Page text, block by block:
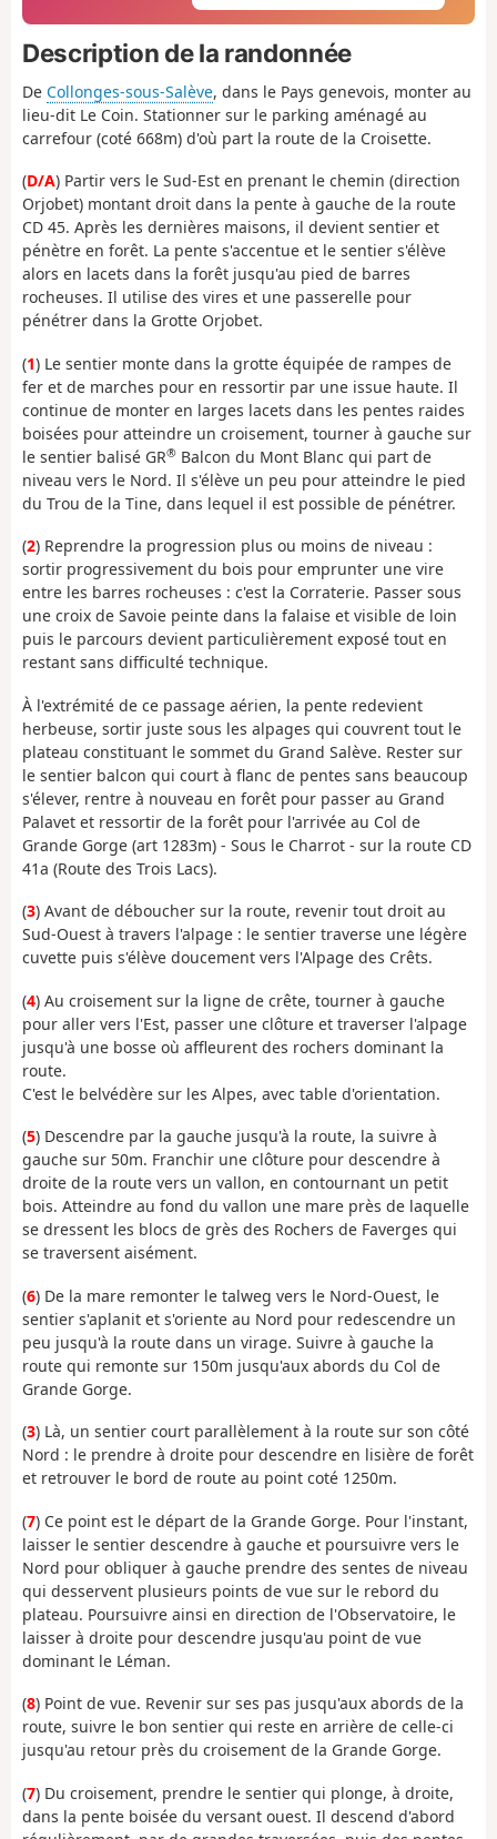
Description de la randonnée
De Collonges-sous-Salève, dans le Pays genevois, monter au
lieu-dit Le Coin. Stationner sur le parking aménagé au
carrefour (coté 668m) d'où part la route de la Croisette.
(D/A) Partir vers le Sud-Est en prenant le chemin (direction
Orjobet) montant droit dans la pente à gauche de la route
CD 45. Après les dernières maisons, il devient sentier et
pénètre en forêt. La pente s'accentue et le sentier s'élève
alors en lacets dans la forêt jusqu'au pied de barres
rocheuses. Il utilise des vires et une passerelle pour
pénétrer dans la Grotte Orjobet.
(1) Le sentier monte dans la grotte équipée de rampes de
fer et de marches pour en ressortir par une issue haute. Il
continue de monter en larges lacets dans les pentes raides
boisées pour atteindre un croisement, tourner à gauche sur
le sentier balisé GR® Balcon du Mont Blanc qui part de
niveau vers le Nord. Il s'élève un peu pour atteindre le pied
du Trou de la Tine, dans lequel il est possible de pénétrer.
(2) Reprendre la progression plus ou moins de niveau :
sortir progressivement du bois pour emprunter une vire
entre les barres rocheuses : c'est la Corraterie. Passer sous
une croix de Savoie peinte dans la falaise et visible de loin
puis le parcours devient particulièrement exposé tout en
restant sans difficulté technique.
À l'extrémité de ce passage aérien, la pente redevient
herbeuse, sortir juste sous les alpages qui couvrent tout le
plateau constituant le sommet du Grand Salève. Rester sur
le sentier balcon qui court à flanc de pentes sans beaucoup
s'élever, rentre à nouveau en forêt pour passer au Grand
Palavet et ressortir de la forêt pour l'arrivée au Col de
Grande Gorge (art 1283m) - Sous le Charrot - sur la route CD
41a (Route des Trois Lacs).
(3) Avant de déboucher sur la route, revenir tout droit au
Sud-Ouest à travers l'alpage : le sentier traverse une légère
cuvette puis s'élève doucement vers l'Alpage des Crêts.
(4) Au croisement sur la ligne de crête, tourner à gauche
pour aller vers l'Est, passer une clôture et traverser l'alpage
jusqu'à une bosse où affleurent des rochers dominant la
route.
C'est le belvédère sur les Alpes, avec table d'orientation.
(5) Descendre par la gauche jusqu'à la route, la suivre à
gauche sur 50m. Franchir une clôture pour descendre à
droite de la route vers un vallon, en contournant un petit
bois. Atteindre au fond du vallon une mare près de laquelle
se dressent les blocs de grès des Rochers de Faverges qui
se traversent aisément.
(6) De la mare remonter le talweg vers le Nord-Ouest, le
sentier s'aplanit et s'oriente au Nord pour redescendre un
peu jusqu'à la route dans un virage. Suivre à gauche la
route qui remonte sur 150m jusqu'aux abords du Col de
Grande Gorge.
(3) Là, un sentier court parallèlement à la route sur son côté
Nord : le prendre à droite pour descendre en lisière de forêt
et retrouver le bord de route au point coté 1250m.
(7) Ce point est le départ de la Grande Gorge. Pour l'instant,
laisser le sentier descendre à gauche et poursuivre vers le
Nord pour obliquer à gauche prendre des sentes de niveau
qui desservent plusieurs points de vue sur le rebord du
plateau. Poursuivre ainsi en direction de l'Observatoire, le
laisser à droite pour descendre jusqu'au point de vue
dominant le Léman.
(8) Point de vue. Revenir sur ses pas jusqu'aux abords de la
route, suivre le bon sentier qui reste en arrière de celle-ci
jusqu'au retour près du croisement de la Grande Gorge.
(7) Du croisement, prendre le sentier qui plonge, à droite,
dans la pente boisée du versant ouest. Il descend d'abord